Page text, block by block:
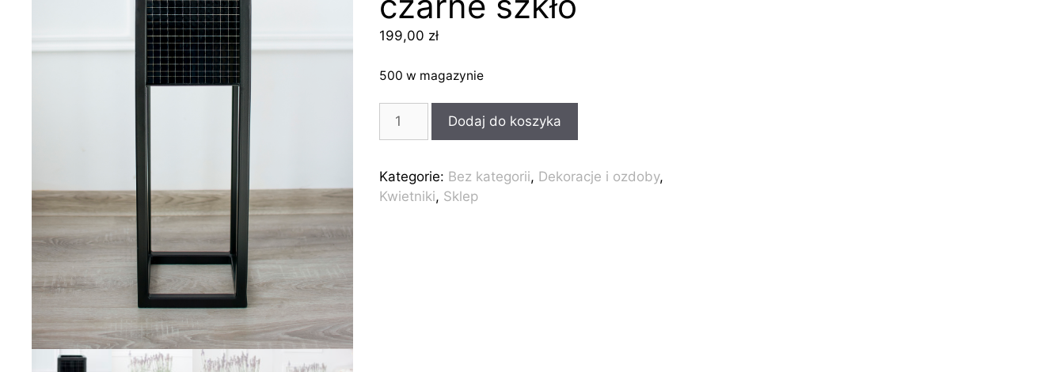
199,00 zł
500 w magazynie
Kwietnik
Stojak
na
Dodaj do koszyka
Kategorie: Bez kategorii, Dekoracje i ozdoby,
Kwietniki, Sklep